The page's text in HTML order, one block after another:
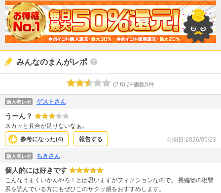
みんなのまんがレポ
(2.6) 評価数5件
購入者レポ ゲストさん
うーん？
スカッと具合が足りないなぁ。
参考になった(4) 報告する 公開日:2026/05/23
購入者レポ ちきさん
個人的には好きです
こんなうまくいかんやろ！とは思いますがフィクションなので。 長編物の復讐
系を読んでいる方にもぜひこのサクッ感をおすすめします。